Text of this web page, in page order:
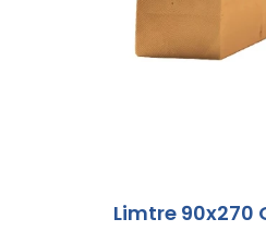
Limtre 90x270